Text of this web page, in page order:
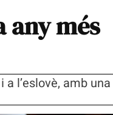
més
l’eslovè, amb una